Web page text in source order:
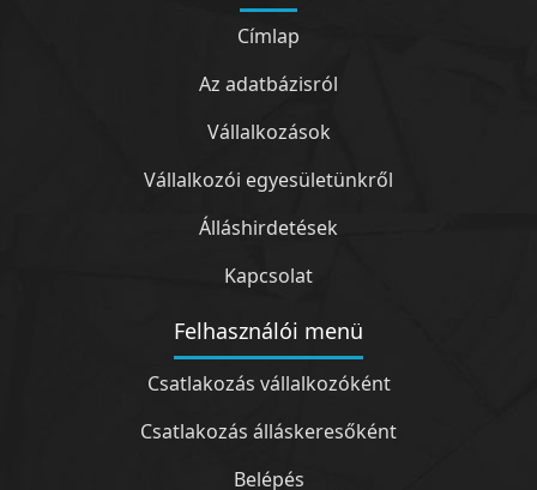
Címlap
Az adatbázisról
Vállalkozások
Vállalkozói egyesületünkről
Álláshirdetések
Kapcsolat
Felhasználói menü
Csatlakozás vállalkozóként
Csatlakozás álláskeresőként
Belépés